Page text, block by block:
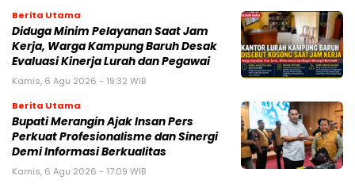
Berita Utama
Diduga Minim Pelayanan Saat Jam
Kerja, Warga Kampung Baruh Desak
Evaluasi Kinerja Lurah dan Pegawai
Kamis, 6 Agu 2026 - 19:32 WIB
Berita Utama
Bupati Merangin Ajak Insan Pers
Perkuat Profesionalisme dan Sinergi
Demi Informasi Berkualitas
Kamis, 6 Agu 2026 - 17:09 WIB